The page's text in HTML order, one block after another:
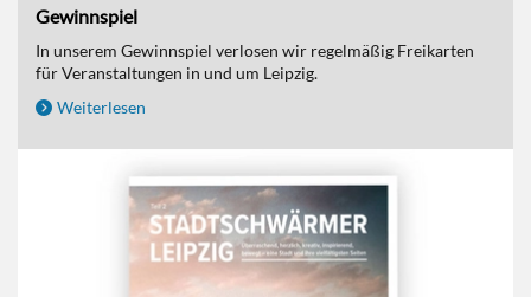
Gewinnspiel
In unserem Gewinnspiel verlosen wir regelmäßig Freikarten
für Veranstaltungen in und um Leipzig.
Weiterlesen